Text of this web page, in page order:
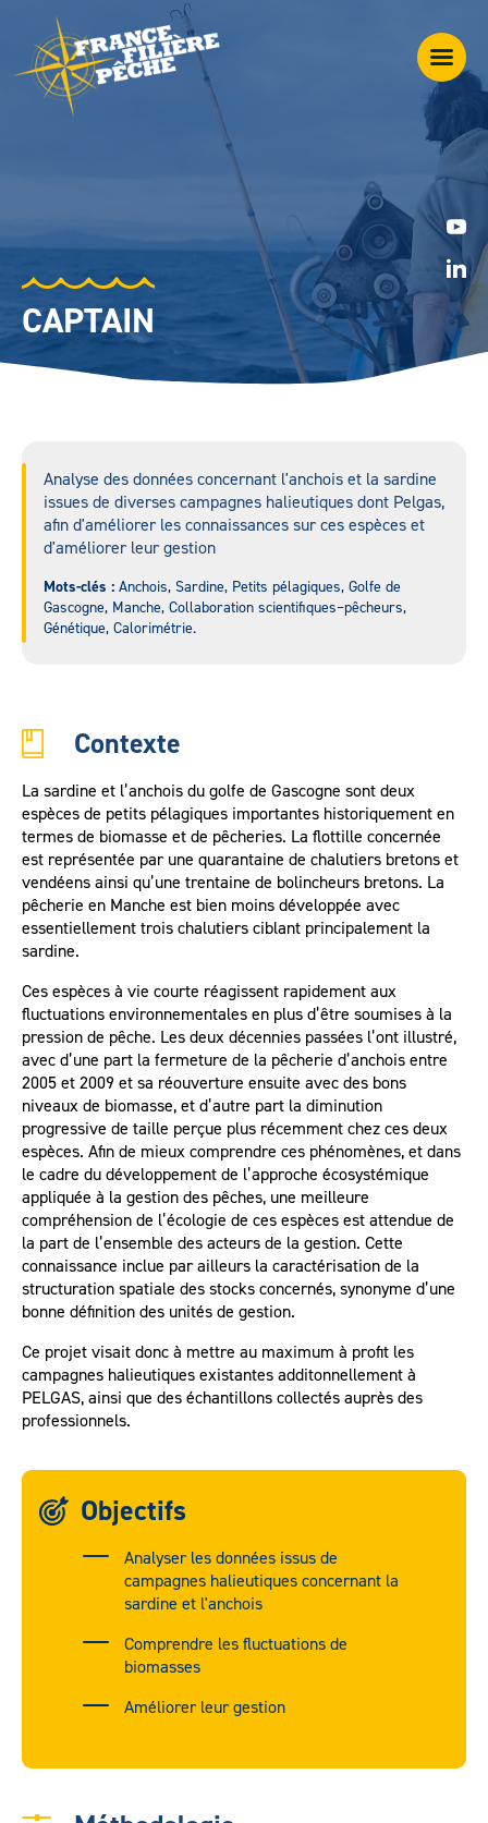
CAPTAIN
Analyse des données concernant l'anchois et la sardine
issues de diverses campagnes halieutiques dont Pelgas,
afin d'améliorer les connaissances sur ces espèces et
d'améliorer leur gestion
Mots-clés : Anchois, Sardine, Petits pélagiques, Golfe de
Gascogne, Manche, Collaboration scientifiques–pêcheurs,
Génétique, Calorimétrie.
Contexte
La sardine et l’anchois du golfe de Gascogne sont deux
espèces de petits pélagiques importantes historiquement en
termes de biomasse et de pêcheries. La flottille concernée
est représentée par une quarantaine de chalutiers bretons et
vendéens ainsi qu’une trentaine de bolincheurs bretons. La
pêcherie en Manche est bien moins développée avec
essentiellement trois chalutiers ciblant principalement la
sardine.
Ces espèces à vie courte réagissent rapidement aux
fluctuations environnementales en plus d’être soumises à la
pression de pêche. Les deux décennies passées l’ont illustré,
avec d’une part la fermeture de la pêcherie d’anchois entre
2005 et 2009 et sa réouverture ensuite avec des bons
niveaux de biomasse, et d’autre part la diminution
progressive de taille perçue plus récemment chez ces deux
espèces. Afin de mieux comprendre ces phénomènes, et dans
le cadre du développement de l’approche écosystémique
appliquée à la gestion des pêches, une meilleure
compréhension de l’écologie de ces espèces est attendue de
la part de l’ensemble des acteurs de la gestion. Cette
connaissance inclue par ailleurs la caractérisation de la
structuration spatiale des stocks concernés, synonyme d’une
bonne définition des unités de gestion.
Ce projet visait donc à mettre au maximum à profit les
campagnes halieutiques existantes additonnellement à
PELGAS, ainsi que des échantillons collectés auprès des
professionnels.
Objectifs
Analyser les données issus de
campagnes halieutiques concernant la
sardine et l'anchois
Comprendre les fluctuations de
biomasses
Améliorer leur gestion